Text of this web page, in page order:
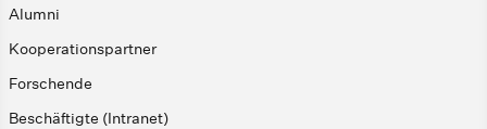
Alumni
Kooperationspartner
Forschende
Beschäftigte (Intranet)